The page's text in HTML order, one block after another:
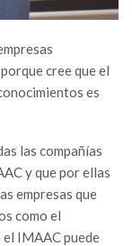
cree que el
es
las compañías
y que por ellas
empresas que
como el
el IMAAC puede